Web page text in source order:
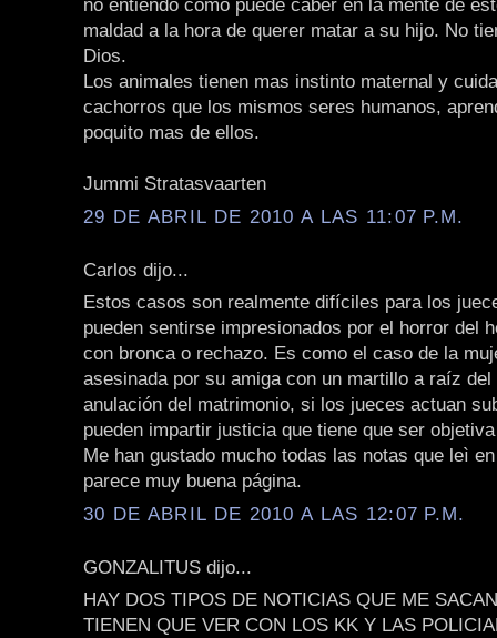
no entiendo como puede caber en la mente de
maldad a la hora de querer matar a su hijo. No
Dios.
Los animales tienen mas instinto maternal y
cachorros que los mismos seres humanos,
poquito mas de ellos.
Jummi Stratasvaarten
29 DE ABRIL DE 2010 A LAS 11:07 P.M.
Carlos dijo...
Estos casos son realmente difíciles para los
pueden sentirse impresionados por el horror del
con bronca o rechazo. Es como el caso de la
asesinada por su amiga con un martillo a raíz
anulación del matrimonio, si los jueces actuan
pueden impartir justicia que tiene que ser
Me han gustado mucho todas las notas que leì
parece muy buena página.
30 DE ABRIL DE 2010 A LAS 12:07 P.M.
GONZALITUS dijo...
HAY DOS TIPOS DE NOTICIAS QUE ME
TIENEN QUE VER CON LOS KK Y LAS